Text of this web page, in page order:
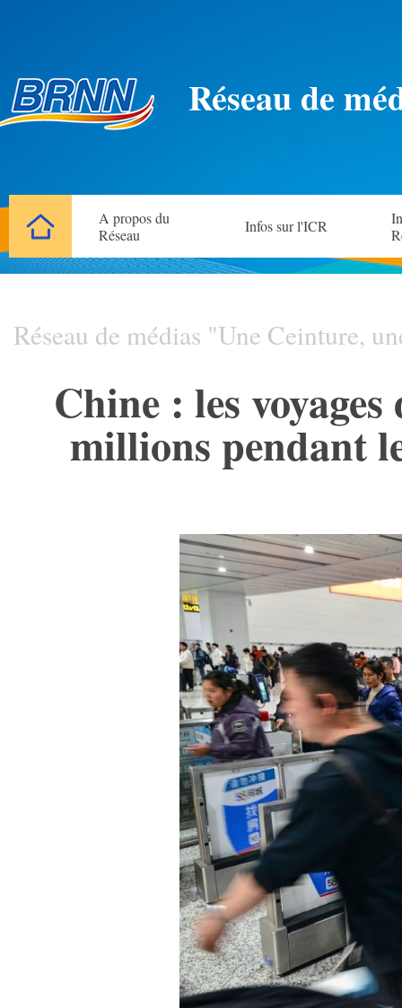
Réseau de
A propos du
Réseau
Infos sur l'ICR
Réseau de médias "Une Ceinture,
Chine : les
millions pendant